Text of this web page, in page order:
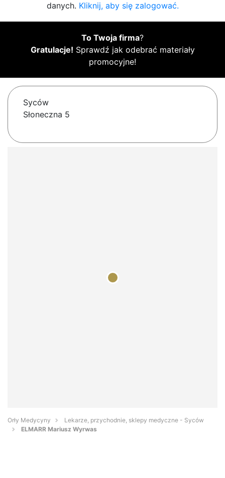
danych. Kliknij, aby się zalogować.
To Twoja firma?
Gratulacje! Sprawdź jak odebrać materiały
promocyjne!
Syców
Słoneczna 5
Orły Medycyny
Lekarze, przychodnie, sklepy medyczne - Syców
ELMARR Mariusz Wyrwas